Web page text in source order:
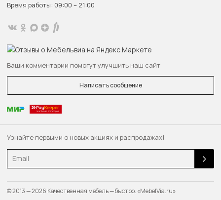
Узнайте первыми о новых акциях и распродажах!
Email
Время работы: 09:00 – 21:00
Ваши комментарии помогут улучшить наш сайт
Написать сообщение
© 2013 — 2026 Качественная мебель — быстро. «MebelVia.ru»